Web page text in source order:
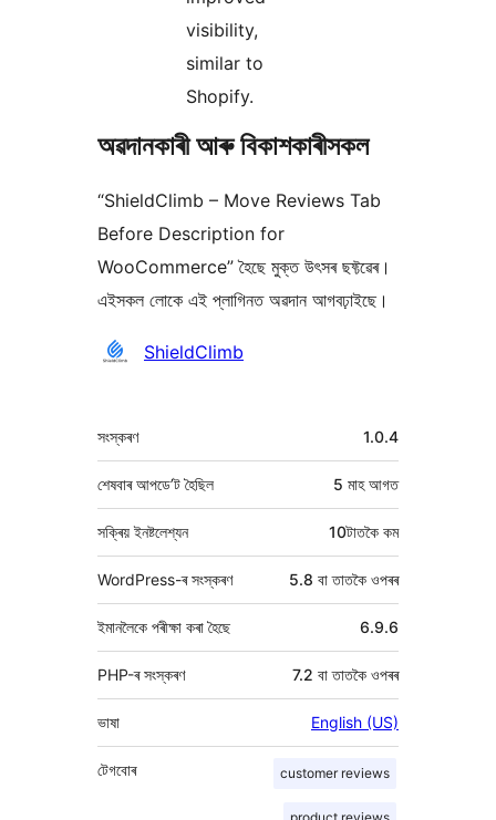
visibility,
similar to
Shopify.
অৱদানকাৰী আৰু বিকাশকাৰীসকল
“ShieldClimb – Move Reviews Tab
Before Description for
WooCommerce” হৈছে মুক্ত উৎসৰ ছফ্টৱেৰ।
এইসকল লোকে এই প্লাগিনত অৱদান আগবঢ়াইছে।
অৱদানকাৰীসকলShieldClimb
মেটা 1.0.4
সংস্কৰণ
5 মাহআগত
শেষবাৰ আপডে’ট হৈছিল
সক্ৰিয় ইনষ্টলেশ্যন 10টাতকৈ কম
WordPress-ৰ সংস্কৰণ 5.8 বা তাতকৈ ওপৰৰ
ইমানলৈকে পৰীক্ষা কৰা হৈছে 6.9.6
PHP-ৰ সংস্কৰণ 7.2 বা তাতকৈ ওপৰৰ
ভাষা English (US)
customer reviews
টেগবোৰ